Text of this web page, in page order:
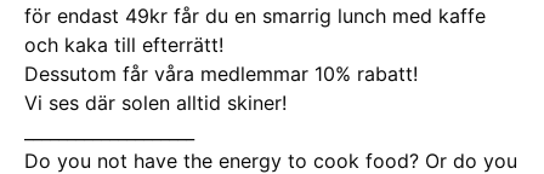
för endast 49kr får du en smarrig lunch med kaffe
och kaka till efterrätt!
Dessutom får våra medlemmar 10% rabatt!
Vi ses där solen alltid skiner!
Do you not have the energy to cook food? Or do you